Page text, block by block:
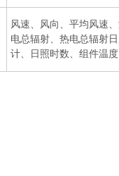
风速、风向、平均风速
电总辐射、热电总辐射
计、日照时数、组件温度